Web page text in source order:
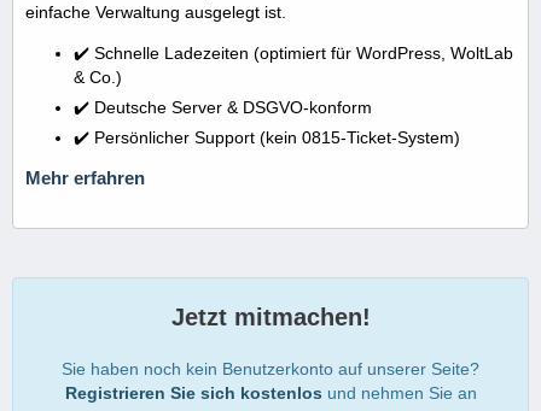
einfache Verwaltung ausgelegt ist.
✔️ Schnelle Ladezeiten (optimiert für WordPress, WoltLab
& Co.)
✔️ Deutsche Server & DSGVO-konform
✔️ Persönlicher Support (kein 0815-Ticket-System)
Mehr erfahren
Jetzt mitmachen!
Sie haben noch kein Benutzerkonto auf unserer Seite?
Registrieren Sie sich kostenlos und nehmen Sie an